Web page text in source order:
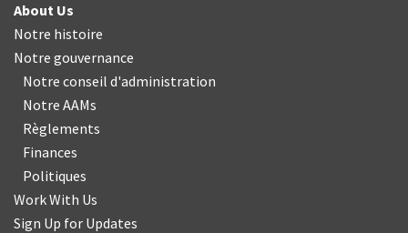
About Us
Notre histoire
Notre gouvernance
Notre conseil d'administration
Notre AAMs
Règlements
Finances
Politiques
Work With Us
Sign Up for Updates